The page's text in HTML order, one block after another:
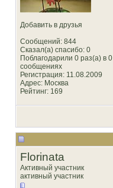
Добавить в друзья
Сообщений: 844
Сказал(а) спасибо: 0
Поблагодарили 0 раз(а) в 0
сообщениях
Регистрация: 11.08.2009
Адрес: Москва
Рейтинг: 169
Florinata
Активный участник
активный участник